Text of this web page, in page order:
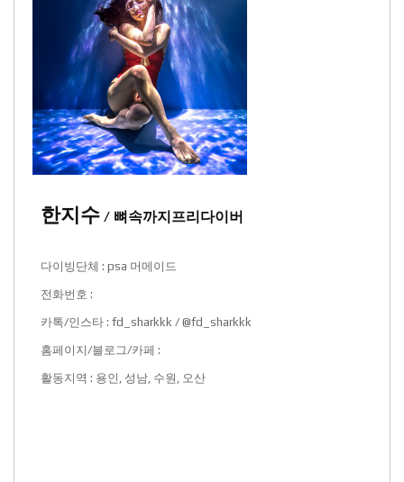
한지수 / 뼈속까지프리다이버
다이빙단체 : psa 머메이드
전화번호 :
카톡/인스타 : fd_sharkkk / @fd_sharkkk
홈페이지/블로그/카페 :
활동지역 : 용인, 성남, 수원, 오산